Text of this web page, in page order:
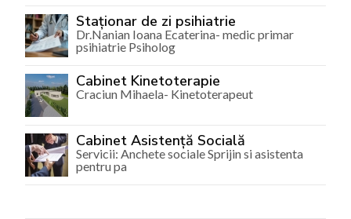
Staționar de zi psihiatrie
Dr.Nanian Ioana Ecaterina- medic primar
psihiatrie Psiholog
Cabinet Kinetoterapie
Craciun Mihaela- Kinetoterapeut
Cabinet Asistență Socială
Servicii: Anchete sociale Sprijin si asistenta
pentru pa